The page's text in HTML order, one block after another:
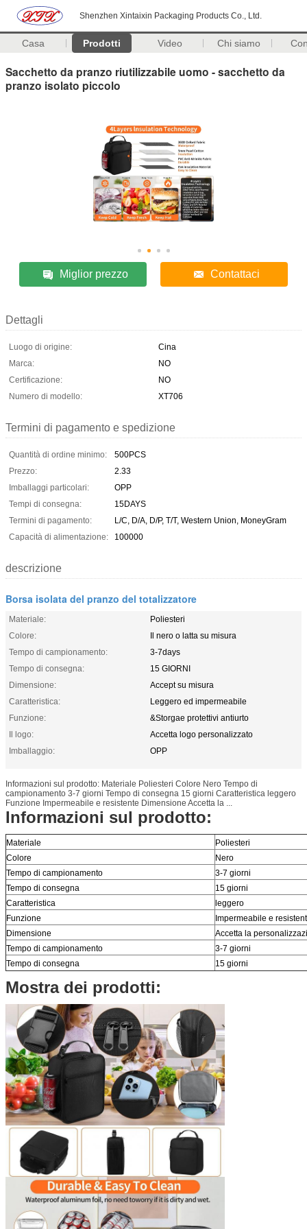
Shenzhen Xintaixin Packaging Products Co., Ltd.
Casa Prodotti Video Chi siamo
Sacchetto da pranzo riutilizzabile uomo - sacchetto da
pranzo isolato piccolo
Miglior prezzo Contattaci
Dettagli
Luogo di origine:
Cina
Marca:
NO
Certificazione:
NO
Numero di modello:
XT706
Termini di pagamento e spedizione
Quantità di ordine minimo:
500PCS
Prezzo:
2.33
Imballaggi particolari:
OPP
Tempi di consegna:
15DAYS
Termini di pagamento:
L/C, D/A, D/P, T/T, Western Union, MoneyGram
Capacità di alimentazione:
100000
descrizione
Borsa isolata del pranzo del totalizzatore
Materiale:
Poliesteri
Colore:
Il nero o latta su misura
Tempo di campionamento:
3-7days
Tempo di consegna:
15 GIORNI
Dimensione:
Accept su misura
Caratteristica:
Leggero ed impermeabile
Funzione:
&Storgae protettivi antiurto
Il logo:
Accetta logo personalizzato
Imballaggio:
OPP
Informazioni sul prodotto: Materiale Poliesteri Colore Nero Tempo di
campionamento 3-7 giorni Tempo di consegna 15 giorni Caratteristica leggero
Funzione Impermeabile e resistente Dimensione Accetta la ...
Informazioni sul prodotto:
Materiale
Poliesteri
Colore
Nero
Tempo di campionamento
3-7 giorni
Tempo di consegna
15 giorni
Caratteristica
leggero
Funzione
Impermeabile e
Dimensione
Accetta la
Tempo di campionamento
3-7 giorni
Tempo di consegna
15 giorni
Mostra dei prodotti: